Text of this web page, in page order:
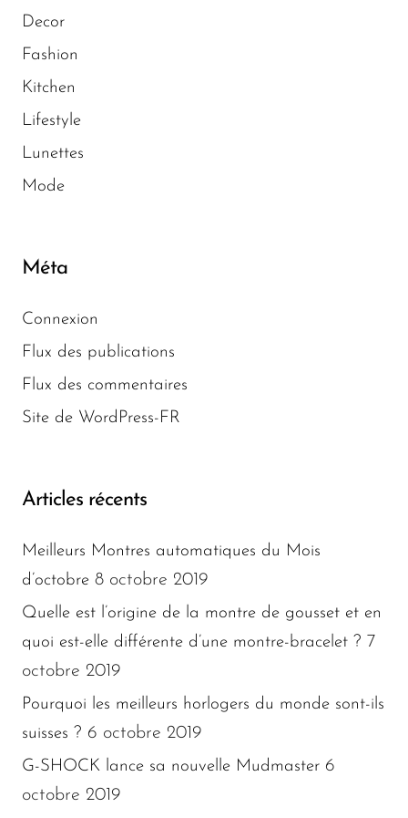
Decor
Fashion
Kitchen
Lifestyle
Lunettes
Mode
Méta
Connexion
Flux des publications
Flux des commentaires
Site de WordPress-FR
Articles récents
Meilleurs Montres automatiques du Mois
d’octobre 8 octobre 2019
Quelle est l’origine de la montre de gousset et en
quoi est-elle différente d’une montre-bracelet ? 7
octobre 2019
Pourquoi les meilleurs horlogers du monde sont-ils
suisses ? 6 octobre 2019
G-SHOCK lance sa nouvelle Mudmaster 6
octobre 2019